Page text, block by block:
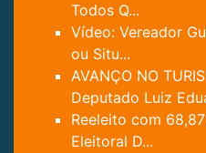
Todos Q...
Vídeo: Vereador
ou Situ...
AVANÇO NO
Deputado Luiz
Reeleito com
Eleitoral D...